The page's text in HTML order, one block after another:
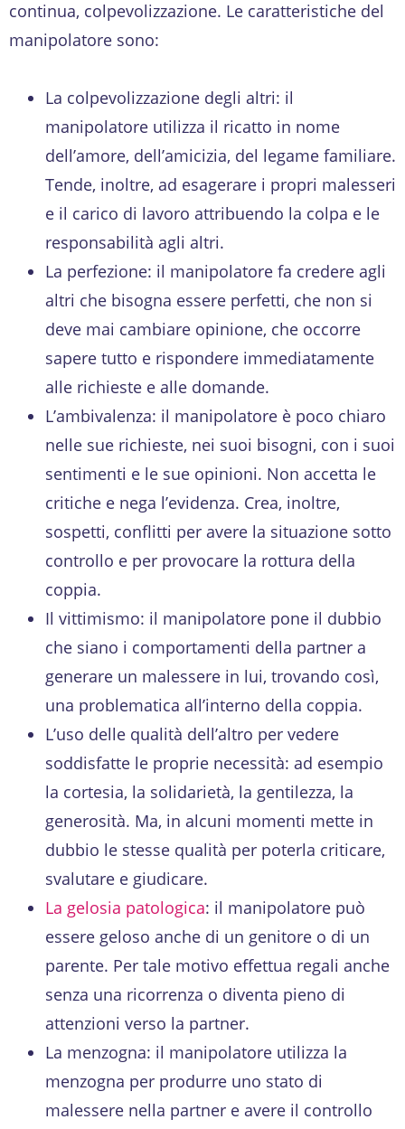
continua, colpevolizzazione. Le caratteristiche del
manipolatore sono:
La colpevolizzazione degli altri: il
manipolatore utilizza il ricatto in nome
dell’amore, dell’amicizia, del legame familiare.
Tende, inoltre, ad esagerare i propri malesseri
e il carico di lavoro attribuendo la colpa e le
responsabilità agli altri.
La perfezione: il manipolatore fa credere agli
altri che bisogna essere perfetti, che non si
deve mai cambiare opinione, che occorre
sapere tutto e rispondere immediatamente
alle richieste e alle domande.
L’ambivalenza: il manipolatore è poco chiaro
nelle sue richieste, nei suoi bisogni, con i suoi
sentimenti e le sue opinioni. Non accetta le
critiche e nega l’evidenza. Crea, inoltre,
sospetti, conflitti per avere la situazione sotto
controllo e per provocare la rottura della
coppia.
Il vittimismo: il manipolatore pone il dubbio
che siano i comportamenti della partner a
generare un malessere in lui, trovando così,
una problematica all’interno della coppia.
L’uso delle qualità dell’altro per vedere
soddisfatte le proprie necessità: ad esempio
la cortesia, la solidarietà, la gentilezza, la
generosità. Ma, in alcuni momenti mette in
dubbio le stesse qualità per poterla criticare,
svalutare e giudicare.
La gelosia patologica: il manipolatore può
essere geloso anche di un genitore o di un
parente. Per tale motivo effettua regali anche
senza una ricorrenza o diventa pieno di
attenzioni verso la partner.
La menzogna: il manipolatore utilizza la
menzogna per produrre uno stato di
malessere nella partner e avere il controllo